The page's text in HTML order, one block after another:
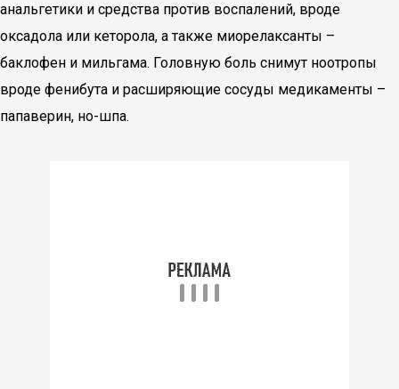
анальгетики и средства против воспалений, вроде
оксадола или кеторола, а также миорелаксанты –
баклофен и мильгама. Головную боль снимут ноотропы
вроде фенибута и расширяющие сосуды медикаменты –
папаверин, но-шпа.